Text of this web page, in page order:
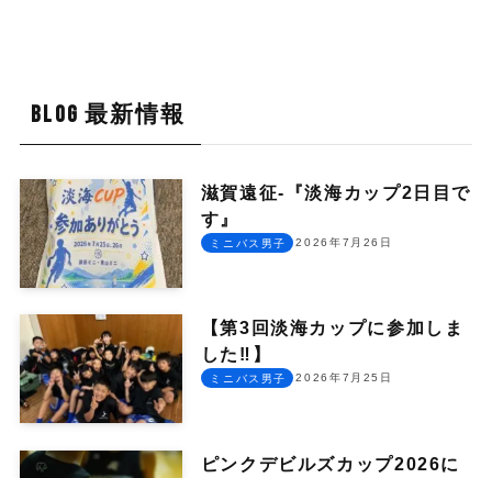
BLOG 最新情報
滋賀遠征-『淡海カップ2日目で
す』
2026年7月26日
ミニバス男子
【第3回淡海カップに参加しま
した‼︎】
2026年7月25日
ミニバス男子
ピンクデビルズカップ2026に